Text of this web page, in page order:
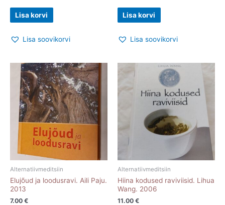
Lisa korvi
Lisa soovikorvi
Lisa korvi
Lisa soovikorvi
Alternatiivmeditsiin
Elujõud ja loodusravi. Aili Paju.
2013
7.00 €
Alternatiivmeditsiin
Hiina kodused raviviisid. Lihua
Wang. 2006
11.00 €